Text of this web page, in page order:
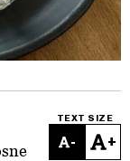
TEXT SIZE
- +